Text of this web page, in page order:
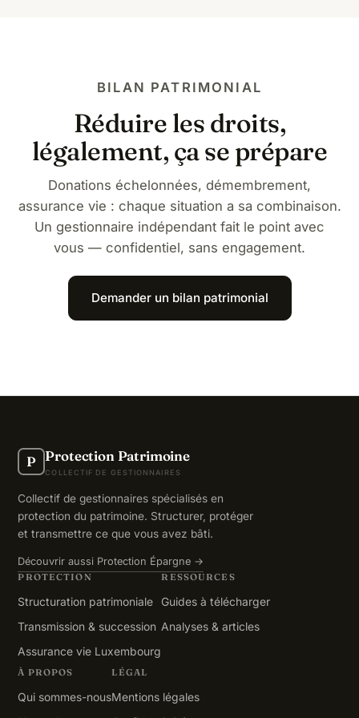
BILAN PATRIMONIAL
Réduire les droits,
légalement, ça se prépare
Donations échelonnées, démembrement,
assurance vie : chaque situation a sa combinaison.
Un gestionnaire indépendant fait le point avec
vous — confidentiel, sans engagement.
Demander un bilan patrimonial
P Protection Patrimoine
COLLECTIF DE GESTIONNAIRES
Collectif de gestionnaires spécialisés en
protection du patrimoine. Structurer, protéger
et transmettre ce que vous avez bâti.
Découvrir aussi Protection Épargne →
PROTECTION
Structuration patrimoniale
Transmission & succession
Assurance vie Luxembourg
RESSOURCES
Guides à télécharger
Analyses & articles
À PROPOS
Qui sommes-nous
LÉGAL
Mentions légales